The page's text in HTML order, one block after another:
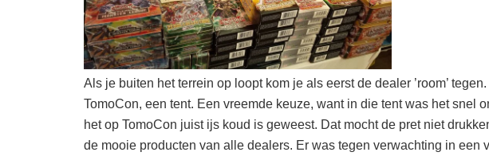
Als je buiten het terrein op loopt kom je als eerst de dealer ’room’
TomoCon, een tent. Een vreemde keuze, want in die tent was het snel
het op TomoCon juist ijs koud is geweest. Dat mocht de pret niet
de mooie producten van alle dealers. Er was tegen verwachting in een